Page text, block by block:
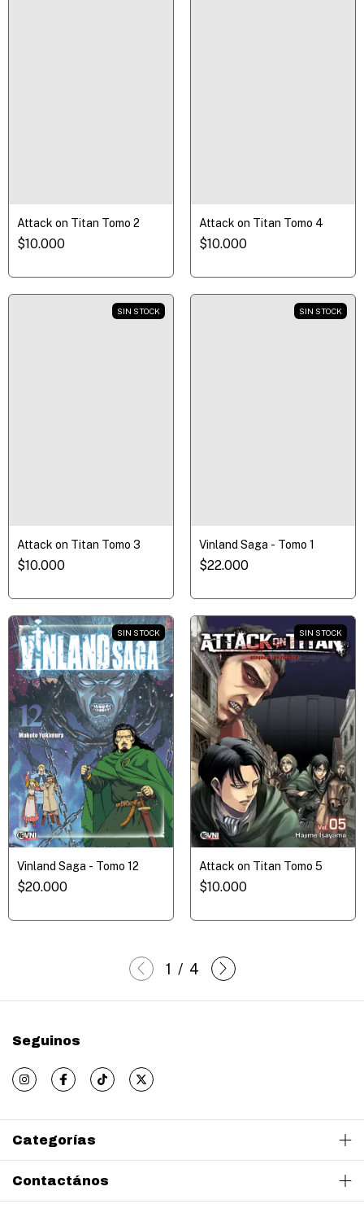
Attack on Titan Tomo 2
$10.000
Attack on Titan Tomo 4
$10.000
SIN STOCK
Attack on Titan Tomo 3
$10.000
SIN STOCK
Vinland Saga - Tomo 1
$22.000
SIN STOCK
Vinland Saga - Tomo 12
$20.000
SIN STOCK
Attack on Titan Tomo 5
$10.000
1 / 4
Seguinos
Categorías
Contactános